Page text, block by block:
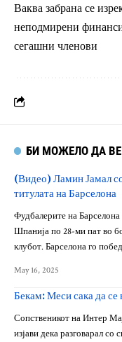
Ваква забрана се
неподмирени
сегашни членови
БИ МОЖЕЛО ДА
(Видео) Ламин Јамал
титулата на Барселона
Фудбалерите на
Шпанија по 28-ми пат во
клубот. Барселона го
May 16, 2025
Бекам: Меси сака да се
Сопственикот на Интер
изјави дека разговарал со